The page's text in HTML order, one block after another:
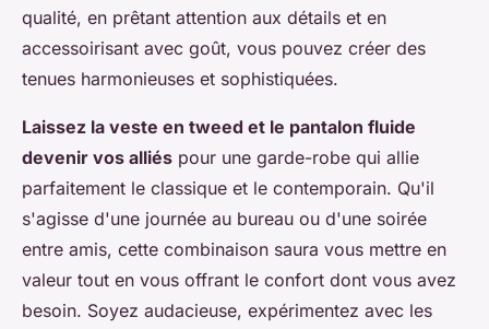
qualité, en prêtant attention aux détails et en
accessoirisant avec goût, vous pouvez créer des
tenues harmonieuses et sophistiquées.
Laissez la veste en tweed et le pantalon fluide
devenir vos alliés pour une garde-robe qui allie
parfaitement le classique et le contemporain. Qu'il
s'agisse d'une journée au bureau ou d'une soirée
entre amis, cette combinaison saura vous mettre en
valeur tout en vous offrant le confort dont vous avez
besoin. Soyez audacieuse, expérimentez avec les